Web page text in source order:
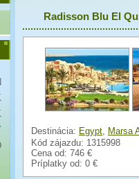
Radisson Blu El
Destinácia: Egypt, Marsa
Kód zájazdu: 1315998
Cena od: 746 €
Príplatky od: 0 €